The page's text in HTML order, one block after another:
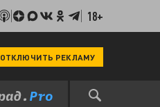
18+
ОТКЛЮЧИТЬ РЕКЛАМУ